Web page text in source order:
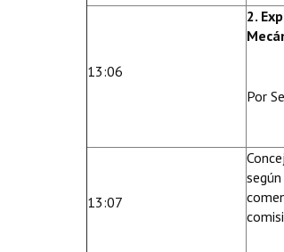
13:06
2.
Por
13:07